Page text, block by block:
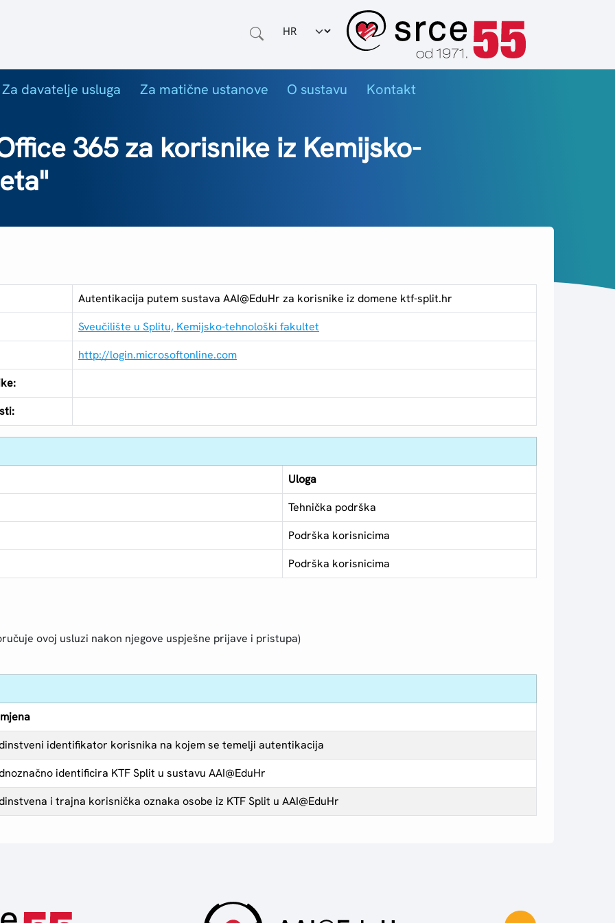
Odabir jezika
Za davatelje usluga Za matične ustanove O sustavu Kontakt
365 za korisnike iz Kemijsko-
Autentikacija putem sustava AAI@EduHr za korisnike iz domene ktf-split.hr
Sveučilište u Splitu, Kemijsko-tehnološki fakultet
http://login.microsoftonline.com
Uloga
Tehnička podrška
Podrška korisnicima
Podrška korisnicima
ovoj usluzi nakon njegove uspješne prijave i pristupa)
identifikator korisnika na kojem se temelji autentikacija
identificira KTF Split u sustavu AAI@EduHr
i trajna korisnička oznaka osobe iz KTF Split u AAI@EduHr